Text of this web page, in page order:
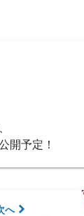
開予定！
へ